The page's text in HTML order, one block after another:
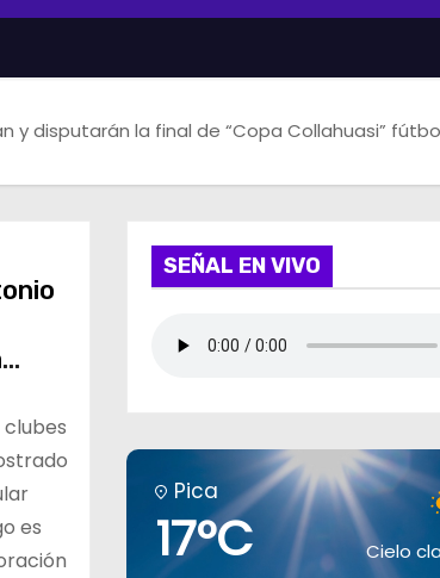
y disputarán la final de “Copa Collahuasi”
es
SEÑAL EN VIVO
Pica
17°C Cielo